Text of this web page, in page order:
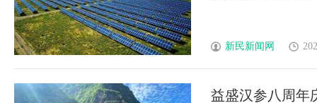
新民新闻网
益盛汉参八周年